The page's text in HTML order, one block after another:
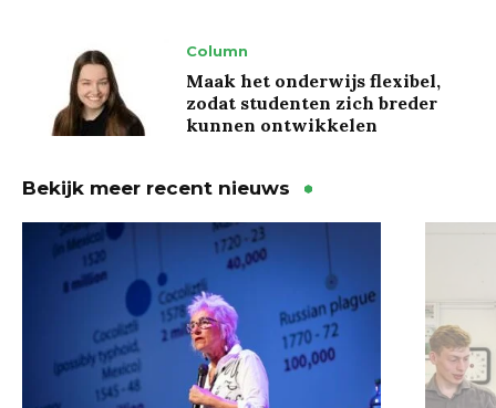
Column
Maak het onderwijs flexibel,
zodat studenten zich breder
kunnen ontwikkelen
Bekijk meer recent nieuws